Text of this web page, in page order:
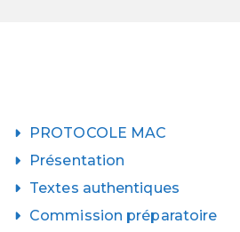
PROTOCOLE MAC
Présentation
Textes authentiques
Commission préparatoire